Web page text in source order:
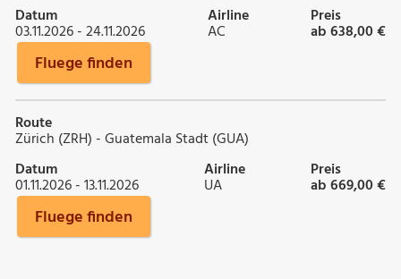
Datum
03.11.2026 - 24.11.2026
Airline
AC
Preis
ab 638,00 €
Fluege finden
Route
Zürich (ZRH) - Guatemala Stadt (GUA)
Datum
01.11.2026 - 13.11.2026
Airline
UA
Preis
ab 669,00 €
Fluege finden